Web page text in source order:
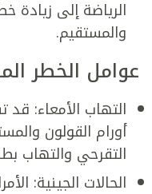
الرياضة إلى زيادة
والمستقيم.
عوامل الخطر
التهاب الأمعاء:
أورام القولون
التقرحي والتهاب
الحالات الجينية: